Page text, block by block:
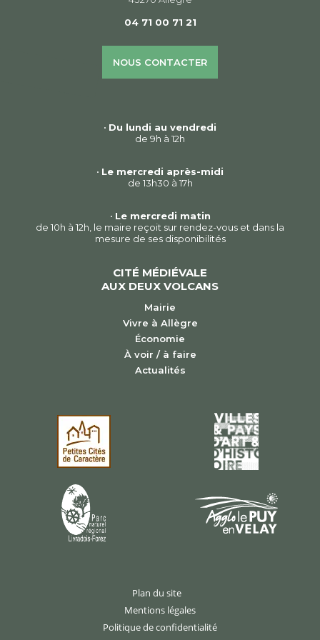
04 71 00 71 21
NOUS CONTACTER
• Du lundi au vendredi
de 9h à 12h
• Le mercredi après-midi
de 13h30 à 17h
• Le mercredi matin
de 10h à 12h, le maire reçoit sur rendez-vous et dans la
mesure de ses disponibilités
CITÉ MÉDIÉVALE
AUX DEUX VOLCANS
Mairie
Vivre à Allègre
Économie
À voir / à faire
Actualités
Plan du site
Mentions légales
Politique de confidentialité